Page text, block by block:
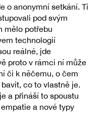
o anonymní setkání. Ti
pod svým
mělo potřebu
technologií
reálné, jde
proto v rámci ní může
či k něčemu, o čem
co to vlastně je.
a přináší to spoustu
a nové typy